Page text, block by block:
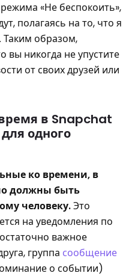
«Не беспокоить»,
полагаясь на то, что я
Таким образом,
вы никогда не упустите
от своих друзей или
в Snapchat
одного
ко времени, в
должны быть
человеку.Это
на уведомления по
важное
группа сообщение
о событии)